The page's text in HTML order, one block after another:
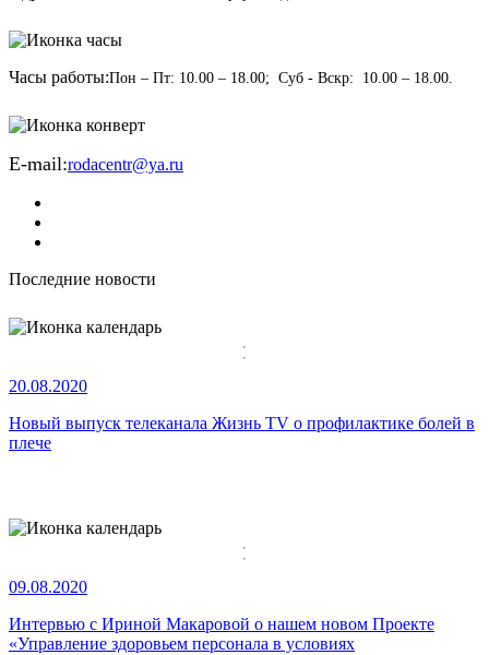
Часы работы:Пон – Пт: 10.00 – 18.00; Суб - Вскр: 10.00 – 18.00.
E-mail:rodacentr@ya.ru
Последние новости
20.08.2020
Новый выпуск телеканала Жизнь TV о профилактике болей в
плече
09.08.2020
Интервью с Ириной Макаровой о нашем новом Проекте
«Управление здоровьем персонала в условиях